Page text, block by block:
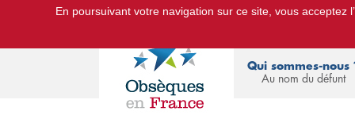
Le Portail d'Informations Obsèques :devis
Qui sommes-nous
Au nom du défunt
En poursuivant votre navigation sur ce site, vous